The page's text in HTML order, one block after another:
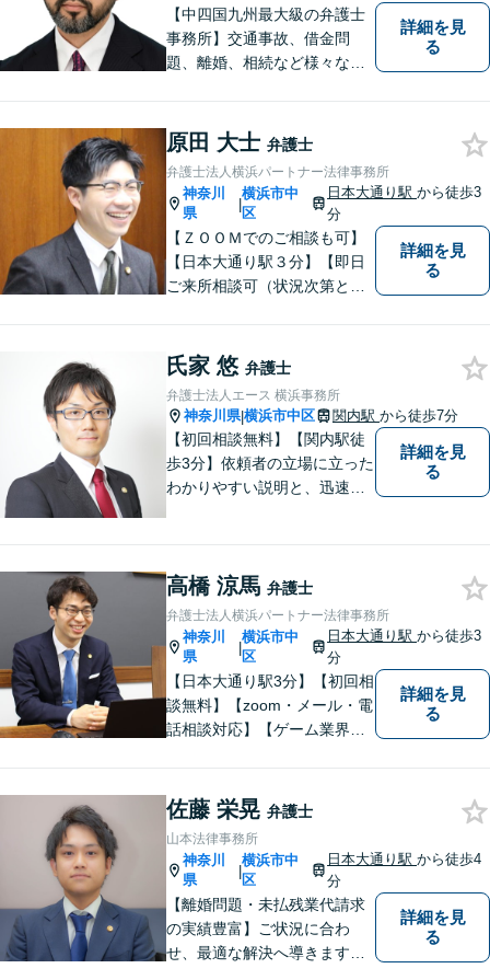
【中四国九州最大級の弁護士
事務所】交通事故、借金問
題、離婚、相続など様々な問
まずはお気軽にご相談くださ
い！
詳細を見
る
原田 大士 弁護士
弁護士法人横浜パートナー法律事務所
神奈川
県
|
横浜市中
区
日本大通り駅から徒歩3
分
【ＺＯＯＭでのご相談も可】
【日本大通り駅３分】【即日
ご来所相談可（状況次第とな
律という「馴染みのないリス
ク」にお困りの皆様に、クリ
アなご解説ご案内を。
詳細を見
る
氏家 悠 弁護士
弁護士法人エース 横浜事務所
神奈川県|横浜市中区 関内駅 から徒歩7分
【初回相談無料】【関内駅徒
歩3分】依頼者の立場に立った
わかりやすい説明と、迅速・
詳細を見
る
高橋 涼馬 弁護士
弁護士法人横浜パートナー法律事務所
神奈川
県
|
横浜市中
区
日本大通り駅から徒歩3
分
【日本大通り駅3分】【初回相
談無料】【zoom・メール・電
話相談対応】【ゲーム業界・
ンスと丁寧なリーガルサービ
スの提供を心がけておりま
す。お困りの場合は、ぜひご
相談ください。
詳細を見
る
佐藤 栄晃 弁護士
山本法律事務所
神奈川
県
|
横浜市中
区
日本大通り駅から徒歩4
分
【離婚問題・未払残業代請求
の実績豊富】ご状況に合わ
せ、最適な解決へ導きます！
詳細を見
る